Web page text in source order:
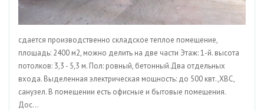
сдается производственно складское теплое помещение,
площадь: 2400 м2, можно делить на две части Этаж: 1-й. высота
потолков: 3,3 - 5,3 м. Пол: ровный, бетонный.Два отдельных
входа. Выделенная электрическая мощность: до 500 квт.,ХВС,
санузел. В помещении есть офисные и бытовые помещения.
Дос...